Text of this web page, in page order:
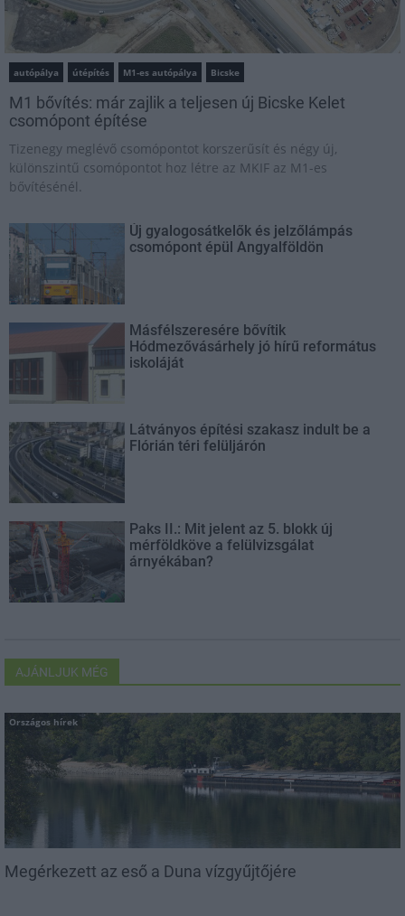
autópálya útépítés M1-es autópálya Bicske
M1 bővítés: már zajlik a teljesen új Bicske Kelet
csomópont építése
Tizenegy meglévő csomópontot korszerűsít és négy új,
különszintű csomópontot hoz létre az MKIF az M1-es
bővítésénél.
Új gyalogosátkelők és jelzőlámpás
csomópont épül Angyalföldön
Másfélszeresére bővítik
Hódmezővásárhely jó hírű református
iskoláját
Látványos építési szakasz indult be a
Flórián téri felüljárón
Paks II.: Mit jelent az 5. blokk új
mérföldköve a felülvizsgálat
árnyékában?
AJÁNLJUK MÉG
Országos hírek
Megérkezett az eső a Duna vízgyűjtőjére